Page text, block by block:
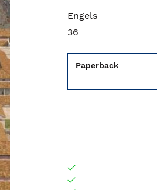
Engels
36
Paperback